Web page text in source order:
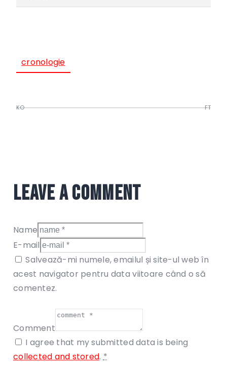
cronologie
KO FT
Leave a comment
Name
E-mail
Salvează-mi numele, emailul și site-ul web în
acest navigator pentru data viitoare când o să
comentez.
Comment
I agree that my submitted data is being
collected and stored.*